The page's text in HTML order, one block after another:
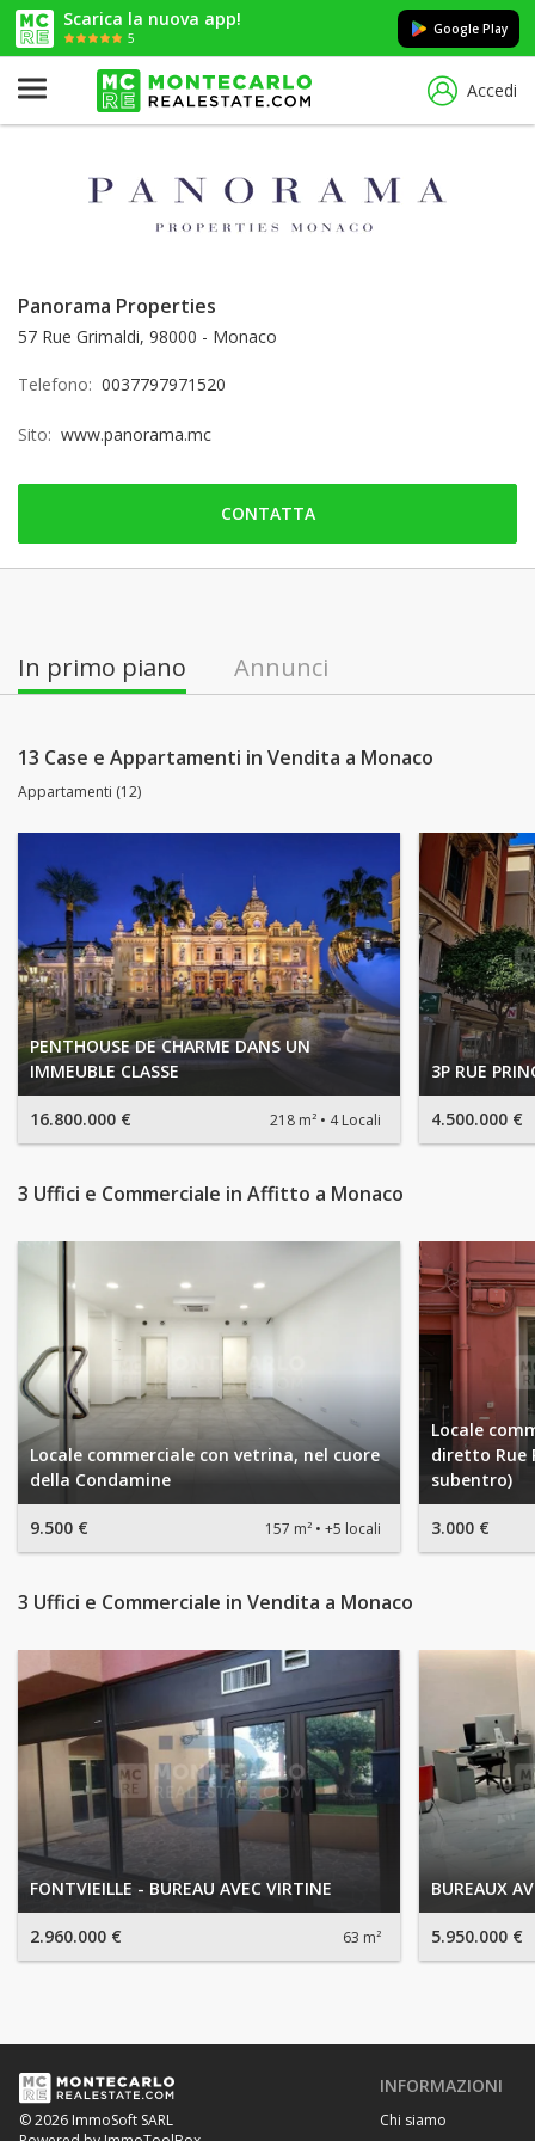
Scarica la nuova app!
5
Google Play
Accedi
Panorama Properties
57 Rue Grimaldi, 98000 - Monaco
Telefono: 0037797971520
Sito: www.panorama.mc
CONTATTA
In primo piano Annunci
13 Case e Appartamenti in Vendita a Monaco
Appartamenti (12)
PENTHOUSE DE CHARME DANS UN
IMMEUBLE CLASSE
16.800.000 € 218 m² 4 Locali
3P RUE
4.500.000 €
3 Uffici e Commerciale in Affitto a Monaco
Locale commerciale con vetrina, nel cuore
della Condamine
9.500 € 157 m² +5 locali
Locale
diretto Rue
subentro)
3.000 €
3 Uffici e Commerciale in Vendita a Monaco
FONTVIEILLE - BUREAU AVEC VIRTINE
2.960.000 € 63 m²
BUREAUX
5.950.000 €
© 2026 ImmoSoft SARL
INFORMAZIONI
Chi siamo